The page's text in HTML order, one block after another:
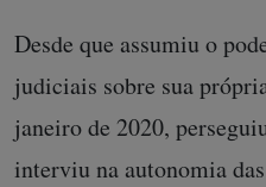
Desde que assumiu o
judiciais sobre sua
janeiro de 2020,
interviu na autonomia